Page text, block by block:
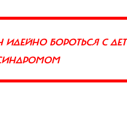
БОРОТЬСЯ С